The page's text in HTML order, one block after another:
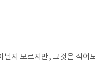
닐지 모르지만, 그것은 적어